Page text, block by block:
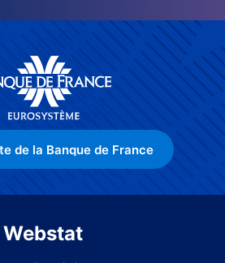
de la Banque de France
Webstat